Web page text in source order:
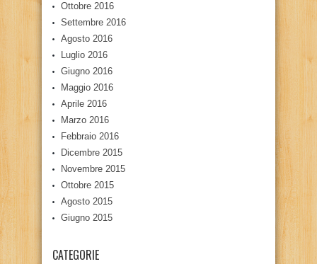
Ottobre 2016
Settembre 2016
Agosto 2016
Luglio 2016
Giugno 2016
Maggio 2016
Aprile 2016
Marzo 2016
Febbraio 2016
Dicembre 2015
Novembre 2015
Ottobre 2015
Agosto 2015
Giugno 2015
CATEGORIE